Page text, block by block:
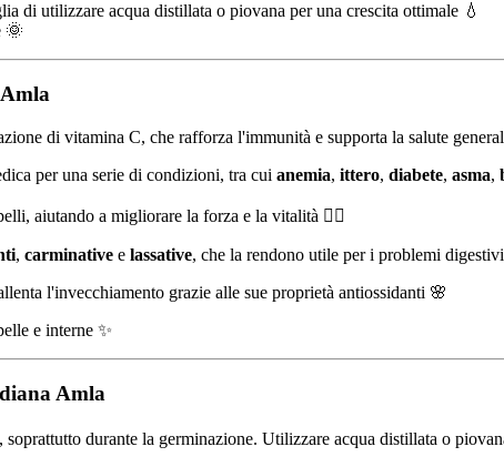
di utilizzare acqua distillata o piovana per una crescita ottimale 💧
🌞
di vitamina C, che rafforza l'immunità e supporta la salute
per una serie di condizioni, tra cui anemia, ittero, diabete, asma,
aiutando a migliorare la forza e la vitalità 💇‍♀️
, carminative e lassative, che la rendono utile per i problemi
l'invecchiamento grazie alle sue proprietà antiossidanti 🌸
e interne ✨
Amla
soprattutto durante la germinazione. Utilizzare acqua distillata o